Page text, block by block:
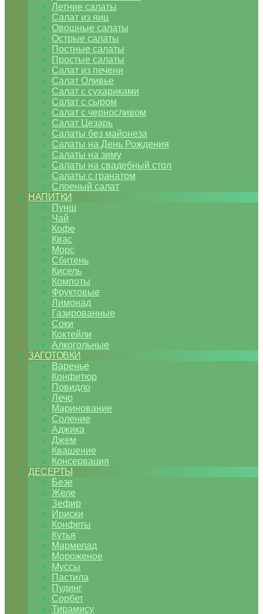
Летние салаты
Салат из яиц
Овощные салаты
Острые салаты
Постные салаты
Простые салаты
Салат из печени
Салат Оливье
Салат с сухариками
Салат с сыром
Салат с черносливом
Салат Цезарь
Салаты без майонеза
Салаты на День Рождения
Салаты на зиму
Салаты на свадебный стол
Салаты с гранатом
Слоеный салат
НАПИТКИ
Пунш
Чай
Кофе
Квас
Морс
Сбитень
Кисель
Компоты
Фруктовые
Лимонад
Газированные
Соки
Коктейли
Алкогольные
ЗАГОТОВКИ
Варенье
Конфитюр
Повидло
Лечо
Маринование
Соление
Аджика
Джем
Квашение
Консервация
ДЕСЕРТЫ
Безе
Желе
Зефир
Ириски
Конфеты
Кутья
Мармелад
Мороженое
Муссы
Пастила
Пудинг
Сорбет
Тирамису